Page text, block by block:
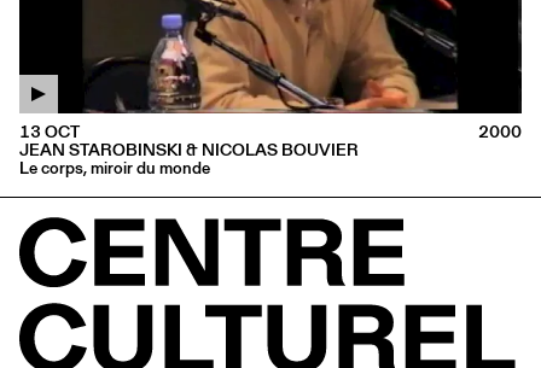
JEAN STAROBINSKI & NICOLAS BOUVIER
Le corps, miroir du monde
13 OCT 2000